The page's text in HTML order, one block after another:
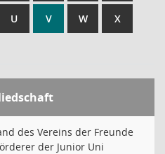
U V W X
des Vereins der Freunde
der Junior Uni